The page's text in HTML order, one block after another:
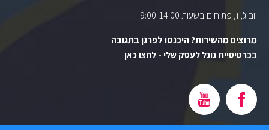
יום ג', ו', פתוחים בשעות 9:00-14:00
מרוצים מהשירות? היכנסו לפרגן בתגובה
בכרטיסיית גוגל לעסק שלי - לחצו כאן